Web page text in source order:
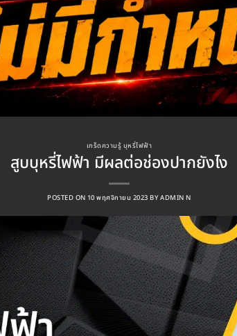
เกร็ดความรู้ บุหรี่ไฟฟ้า
สูบบุหรี่ไฟฟ้า มีผลต่อช่องปากยังไง
POSTED ON 10 พฤศจิกายน 2023 BYADMIN N